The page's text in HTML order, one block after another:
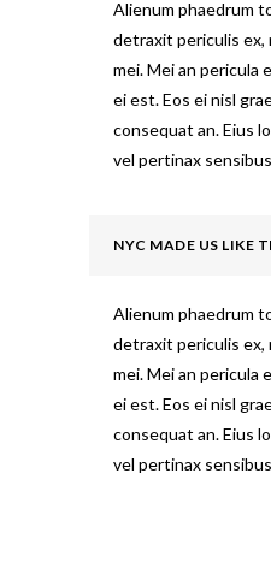
Alienum phaedrum
detraxit periculis ex,
mei. Mei an pericula
ei est. Eos ei nisl
consequat an. Eius
vel pertinax
NYC MADE US LIKE
Alienum phaedrum
detraxit periculis ex,
mei. Mei an pericula
ei est. Eos ei nisl
consequat an. Eius
vel pertinax